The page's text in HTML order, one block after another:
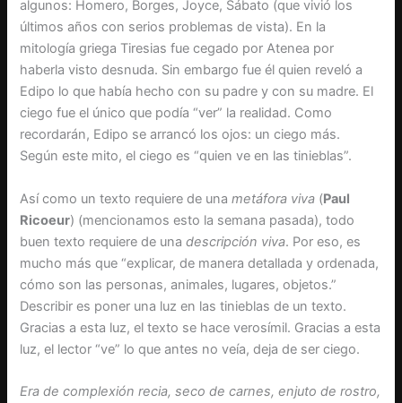
algunos: Homero, Borges, Joyce, Sábato (que vivió los
últimos años con serios problemas de vista). En la
mitología griega Tiresias fue cegado por Atenea por
haberla visto desnuda. Sin embargo fue él quien reveló a
Edipo lo que había hecho con su padre y con su madre. El
ciego fue el único que podía “ver” la realidad. Como
recordarán, Edipo se arrancó los ojos: un ciego más.
Según este mito, el ciego es “quien ve en las tinieblas”.
Así como un texto requiere de unametáfora viva (Paul
Ricoeur) (mencionamos esto la semana pasada), todo
buen texto requiere de unadescripción viva. Por eso, es
mucho más que “explicar, de manera detallada y ordenada,
cómo son las personas, animales, lugares, objetos.”
Describir es poner una luz en las tinieblas de un texto.
Gracias a esta luz, el texto se hace verosímil. Gracias a esta
luz, el lector “ve” lo que antes no veía, deja de ser ciego.
Era de complexión recia, seco de carnes, enjuto de rostro,